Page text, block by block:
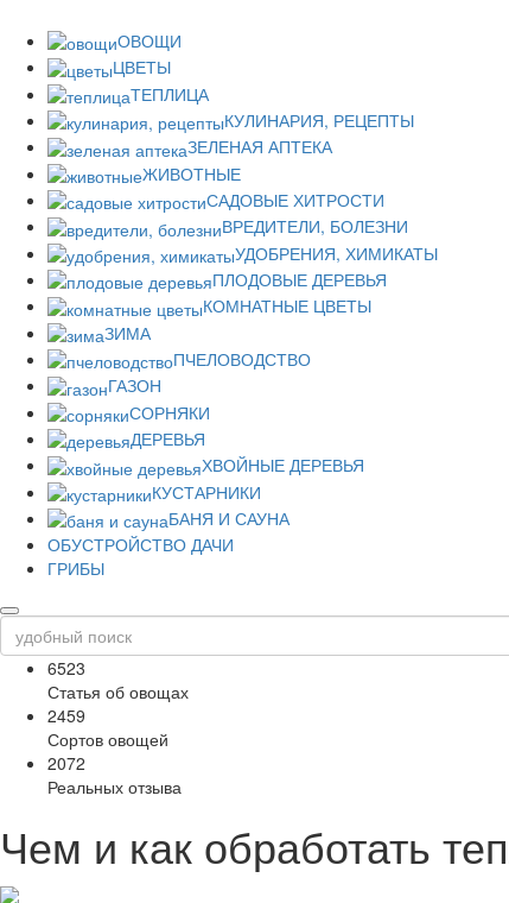
ОВОЩИ
ЦВЕТЫ
ТЕПЛИЦА
КУЛИНАРИЯ, РЕЦЕПТЫ
ЗЕЛЕНАЯ АПТЕКА
ЖИВОТНЫЕ
САДОВЫЕ ХИТРОСТИ
ВРЕДИТЕЛИ, БОЛЕЗНИ
УДОБРЕНИЯ, ХИМИКАТЫ
ПЛОДОВЫЕ ДЕРЕВЬЯ
КОМНАТНЫЕ ЦВЕТЫ
ЗИМА
ПЧЕЛОВОДСТВО
ГАЗОН
СОРНЯКИ
ДЕРЕВЬЯ
ХВОЙНЫЕ ДЕРЕВЬЯ
КУСТАРНИКИ
БАНЯ И САУНА
ОБУСТРОЙСТВО ДАЧИ
ГРИБЫ
6523
Статья об овощах
2459
Сортов овощей
2072
Реальных отзыва
Чем и как обработать